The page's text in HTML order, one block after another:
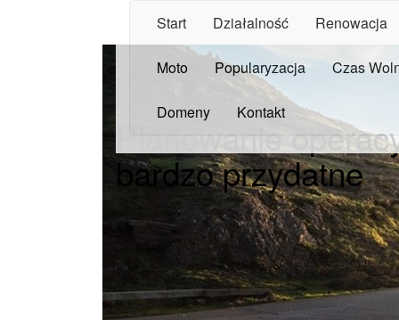
Start Działalność Renowacja
Moto Popularyzacja Czas
Domeny Kontakt
Planowanie
bardzo przydatne